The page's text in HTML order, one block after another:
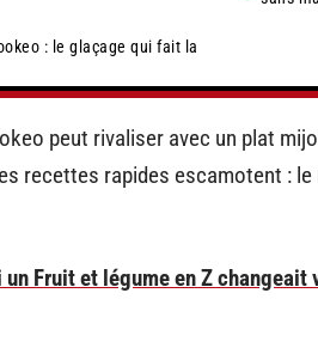
: le glaçage qui fait la
peut rivaliser avec un plat
recettes rapides escamotent :
un Fruit et légume en Z changeait